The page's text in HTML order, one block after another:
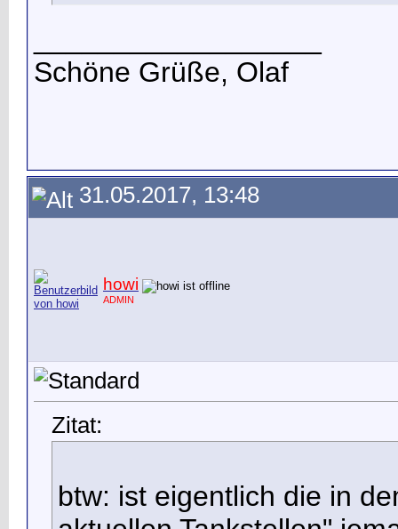
Schöne Grüße, Olaf
31.05.2017, 13:48
howi
ADMIN
Zitat:
btw: ist eigentlich die in